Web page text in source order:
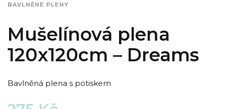
BAVLNĚNÉ PLENY
Mušelínová plena
120x120cm – Dreams
Bavlněná plena s potiskem